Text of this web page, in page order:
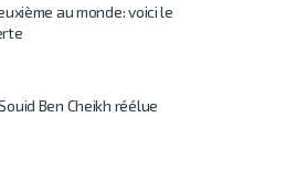
au monde: voici le
Ben Cheikh réélue